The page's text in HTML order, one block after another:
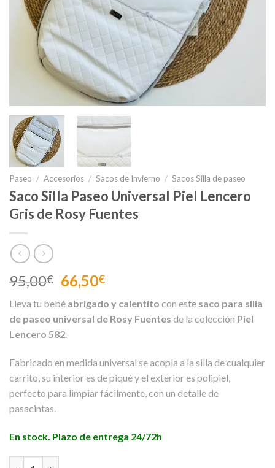
Paseo / Accesorios / Sacos de Invierno / Sacos Silla de paseo
Saco Silla Paseo Universal Piel Lencero
Gris de Rosy Fuentes
95,00€ El
precio
original
era:
95,00€.
66,50€El
actual
es:
Lleva tu bebé abrigado y calentito con este saco para silla
de paseo universal de Rosy Fuentes de la colección Piel
Lencero 582.
Fabricado en medida universal se acopla a la silla de cualquier
carrito, su interior es de piqué y el exterior es polipiel,
perfecto para limpiar fácilmente, con un detalle de
pasacintas.
En stock. Plazo de entrega 24/72h